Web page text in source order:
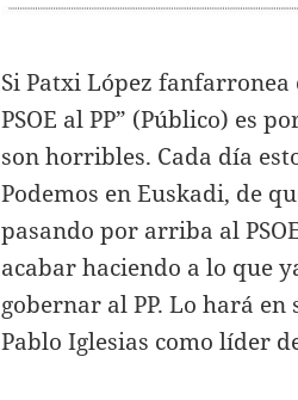
Si Patxi López fanfarronea
PSOE al PP” (Público) es
son horribles. Cada día
Podemos en Euskadi, de
pasando por arriba al
acabar haciendo a lo que
gobernar al PP. Lo hará
Pablo Iglesias como líder